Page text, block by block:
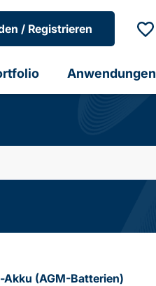
/ Registrieren
Anwendungen
Akku (AGM-Batterien)